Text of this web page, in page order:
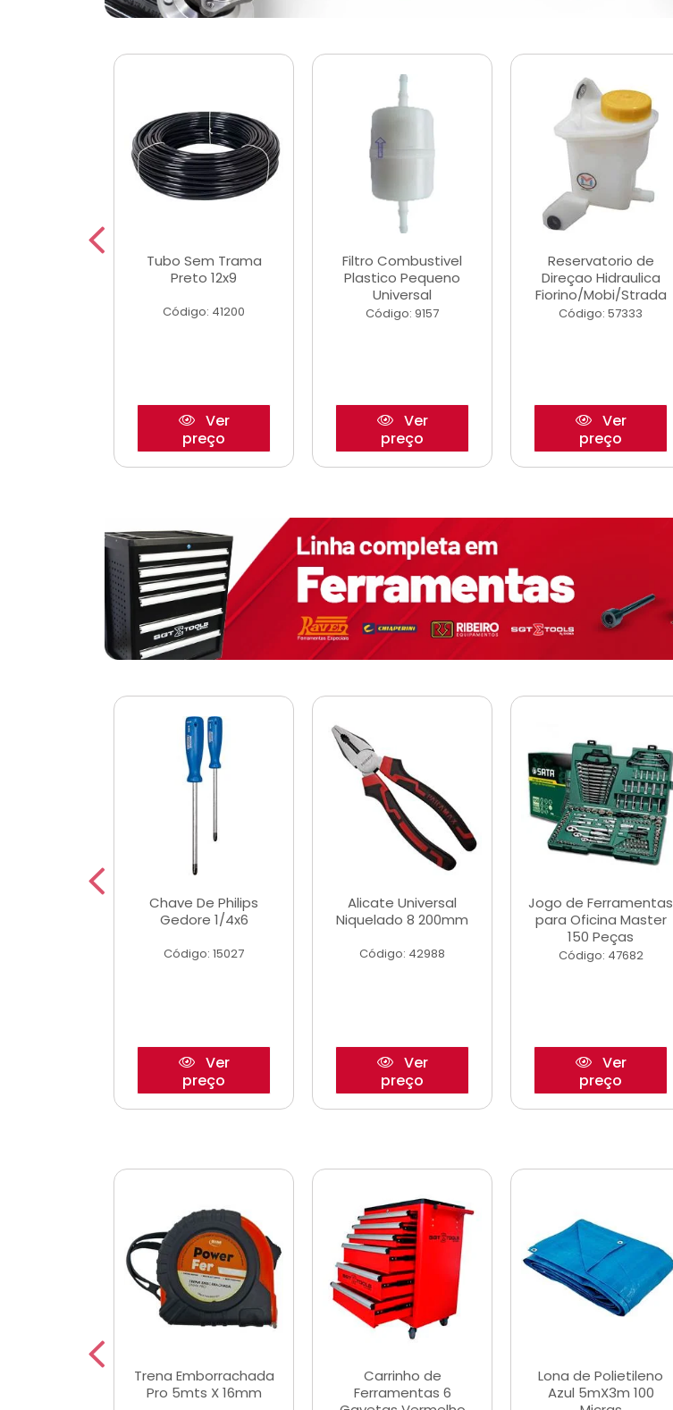
Tubo Sem Trama
Preto 12x9
Código: 41200
Ver
preço
Filtro Combustivel
Plastico Pequeno
Universal
Código: 9157
Ver
preço
Reservatorio de
Direçao Hidraulica
Fiorino/Mobi/Strada
Código: 57333
Ver
preço
Chave De Philips
Gedore 1/4x6
Código: 15027
Ver
preço
Alicate Universal
Niquelado 8 200mm
Código: 42988
Ver
preço
Jogo de Ferramentas
para Oficina Master
150 Peças
Código: 47682
Ver
preço
Trena Emborrachada
Pro 5mts X 16mm
Carrinho de
Ferramentas 6
Lona de Polietileno
Azul 5mX3m 100